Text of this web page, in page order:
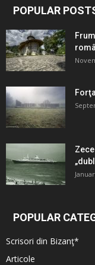
POPULAR
POPULAR
Scrisori din Bizanţ*
Articole